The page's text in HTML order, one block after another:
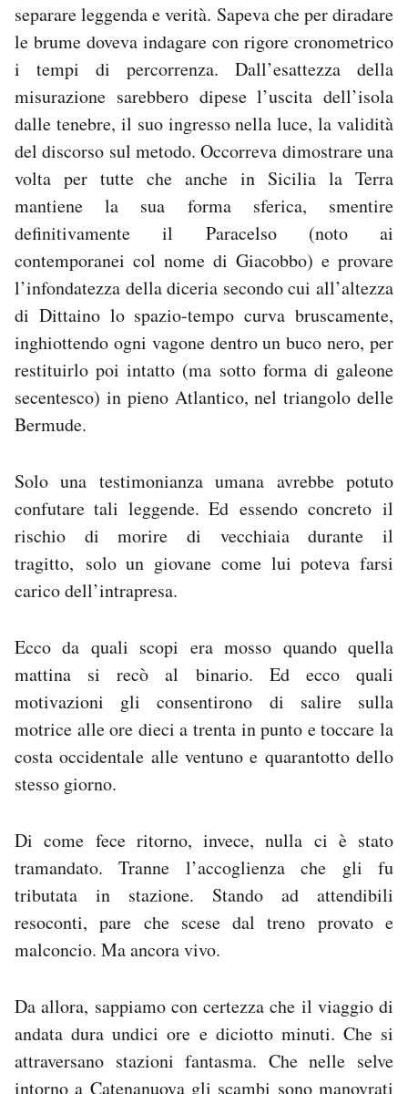
separare leggenda e verità. Sapeva che per diradare
le brume doveva indagare con rigore cronometrico
i tempi di percorrenza. Dall’esattezza della
misurazione sarebbero dipese l’uscita dell’isola
dalle tenebre, il suo ingresso nella luce, la validità
del discorso sul metodo. Occorreva dimostrare una
volta per tutte che anche in Sicilia la Terra
mantiene la sua forma sferica, smentire
definitivamente il Paracelso (noto ai
contemporanei col nome di Giacobbo) e provare
l’infondatezza della diceria secondo cui all’altezza
di Dittaino lo spazio-tempo curva bruscamente,
inghiottendo ogni vagone dentro un buco nero, per
restituirlo poi intatto (ma sotto forma di galeone
secentesco) in pieno Atlantico, nel triangolo delle
Bermude.
Solo una testimonianza umana avrebbe potuto
confutare tali leggende. Ed essendo concreto il
rischio di morire di vecchiaia durante il
tragitto, solo un giovane come lui poteva farsi
carico dell’intrapresa.
Ecco da quali scopi era mosso quando quella
mattina si recò al binario. Ed ecco quali
motivazioni gli consentirono di salire sulla
motrice alle ore dieci a trenta in punto e toccare la
costa occidentale alle ventuno e quarantotto dello
stesso giorno.
Di come fece ritorno, invece, nulla ci è stato
tramandato. Tranne l’accoglienza che gli fu
tributata in stazione. Stando ad attendibili
resoconti, pare che scese dal treno provato e
malconcio. Ma ancora vivo.
Da allora, sappiamo con certezza che il viaggio di
andata dura undici ore e diciotto minuti. Che si
attraversano stazioni fantasma. Che nelle selve
intorno a Catenanuova gli scambi sono manovrati